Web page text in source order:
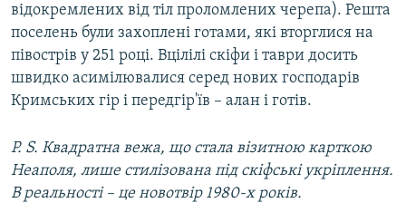
відокремлених від тіл проломлених черепа). Решта
поселень були захоплені готами, які вторглися на
півострів у 251 році. Вцілілі скіфи і таври досить
швидко асимілювалися серед нових господарів
Кримських гір і передгір'їв – алан і готів.
P. S. Квадратна вежа, що стала візитною карткою
Неаполя, лише стилізована під скіфські укріплення.
В реальності – це новотвір 1980-х років.